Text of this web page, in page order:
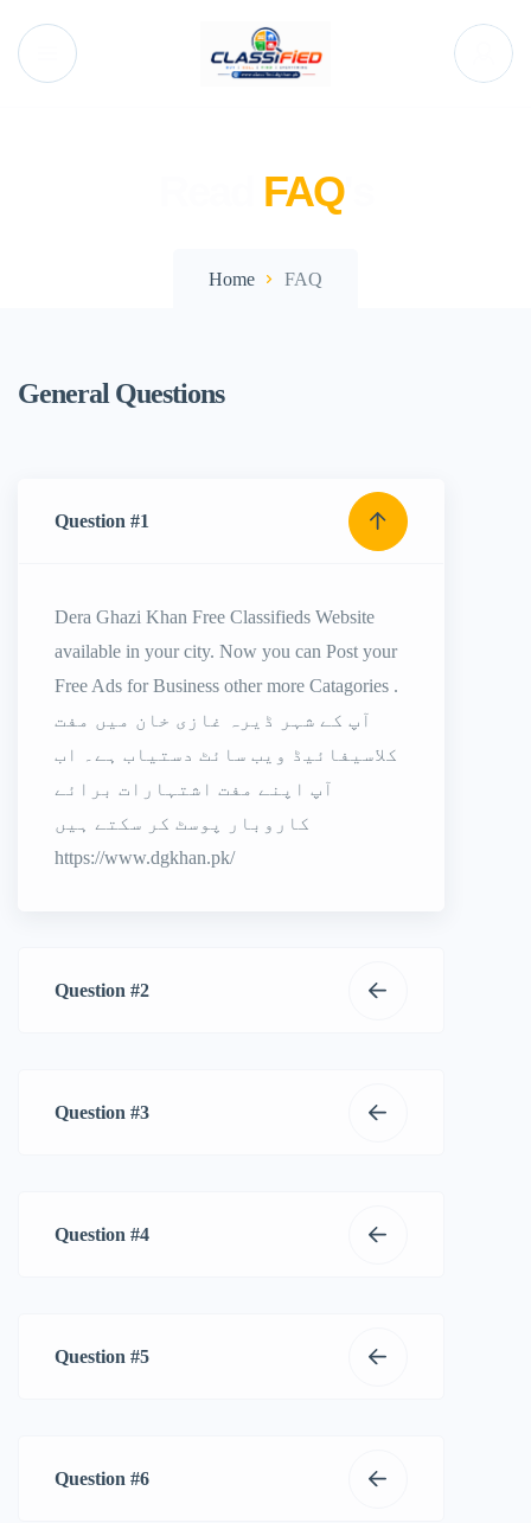
FAQ's
Home FAQ
General Questions
Question #1
Dera Ghazi Khan Free Classifieds Website
available in your city. Now you can Post your
Free Ads for Business other more Catagories .
آپ کے شہر ڈیرہ غازی خان میں مفت
کلاسیفائیڈ ویب سائٹ دستیاب ہے۔ اب
آپ اپنے مفت اشتہارات برائے
کاروبار پوسٹ کر سکتے ہیں
https://www.dgkhan.pk/
Question #2
Question #3
Question #4
Question #5
Question #6